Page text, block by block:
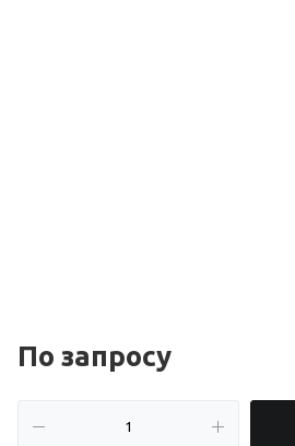
По запросу